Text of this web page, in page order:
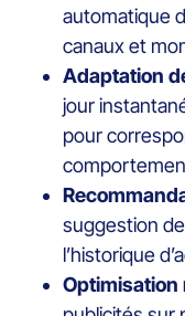
automatique
canaux et
Adaptation
jour
pour
suggestion
l’historique
Optimisation